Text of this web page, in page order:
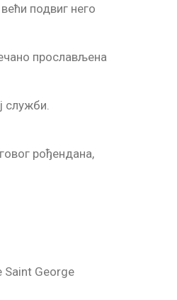
подвиг него
прослављена
служби.
рођендана,
Saint George